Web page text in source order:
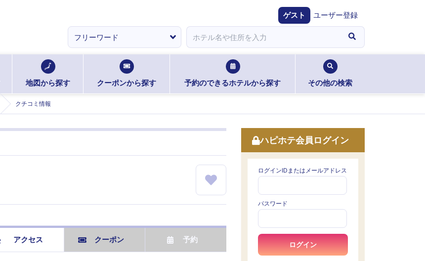
ゲスト ユーザー登録
地図から探す クーポンから探す 予約のできるホテルから探す その他の検索
クチコミ情報
アクセス クーポン 予約
ハピホテ会員ログイン
ログインIDまたはメールアドレス
パスワード
ログイン